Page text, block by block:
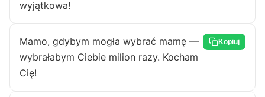
wyjątkowa!
Mamo, gdybym mogła wybrać mamę —
wybrałabym Ciebie milion razy. Kocham
Cię!
Kopiuj